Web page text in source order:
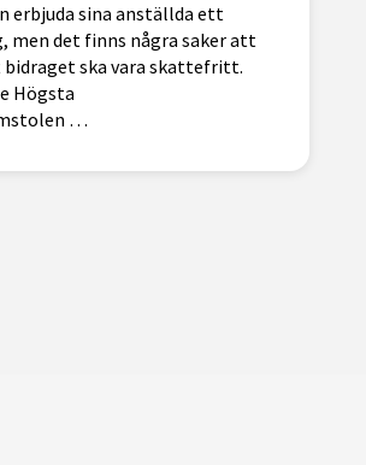
erbjuda sina anställda ett
men det finns några saker att
ska vara skattefritt.
Högsta
…